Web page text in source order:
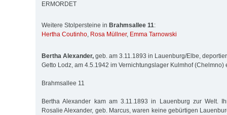
ERMORDET
Weitere Stolpersteine in Brahmsallee 11:
Hertha Coutinho, Rosa Müllner, Emma Tarnowski
Bertha Alexander, geb. am 3.11.1893 in Lauenburg/Elbe,
Getto Lodz, am 4.5.1942 im Vernichtungslager Kulmhof (Chelmno)
Brahmsallee 11
Bertha Alexander kam am 3.11.1893 in Lauenburg zur Welt.
Rosalie Alexander, geb. Marcus, waren keine gebürtigen